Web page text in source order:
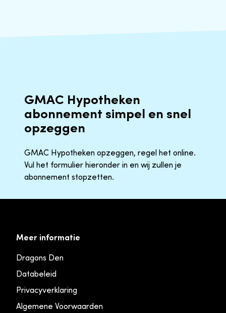
GMAC Hypotheken
abonnement simpel en snel
opzeggen
GMAC Hypotheken opzeggen, regel het online.
Vul het formulier hieronder in en wij zullen je
abonnement stopzetten.
Meer informatie
Dragons Den
Databeleid
Privacyverklaring
Algemene Voorwaarden